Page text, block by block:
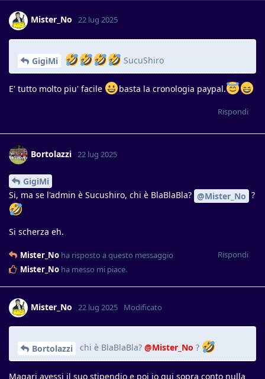
Mister_No 22 lug 2025
GigiMi SucuShiro
E' tutto molto piu' facile basta la cronologia paypal.
Rispondi
Bortolazzi 22 lug 2025
GigiMi
Si, ma se l'admin è Sucushiro, chi è BlaBlaBla? @Mister_No ?
Si scherza eh.
Rispondi
Mister_No ha risposto a questo messaggio
Mister_No ha messo mi piace.
Mister_No 22 lug 2025 Modificato
Bortolazzi chi è BlaBlaBla? @Mister_No ?
Magari avessi il suo stipendio e poi io qui sopra conto nulla